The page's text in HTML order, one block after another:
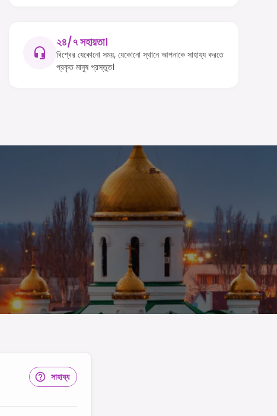
২৪/৭ সহায়তা।
বিশ্বের যেকোনো সময়, যেকোনো স্থানে আপনাকে সাহায্য করতে
প্রকৃত মানুষ প্রস্তুত।
সাহায্য